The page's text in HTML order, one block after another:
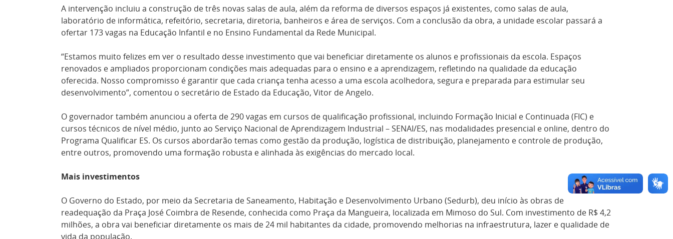
A intervenção incluiu a construção de três novas salas de aula, além da reforma de diversos espaços já existentes, como salas de aula,
laboratório de informática, refeitório, secretaria, diretoria, banheiros e área de serviços. Com a conclusão da obra, a unidade escolar passará a
ofertar 173 vagas na Educação Infantil e no Ensino Fundamental da Rede Municipal.
“Estamos muito felizes em ver o resultado desse investimento que vai beneficiar diretamente os alunos e profissionais da escola. Espaços
renovados e ampliados proporcionam condições mais adequadas para o ensino e a aprendizagem, refletindo na qualidade da educação
oferecida. Nosso compromisso é garantir que cada criança tenha acesso a uma escola acolhedora, segura e preparada para estimular seu
desenvolvimento”, comentou o secretário de Estado da Educação, Vitor de Angelo.
O governador também anunciou a oferta de 290 vagas em cursos de qualificação profissional, incluindo Formação Inicial e Continuada (FIC) e
cursos técnicos de nível médio, junto ao Serviço Nacional de Aprendizagem Industrial – SENAI/ES, nas modalidades presencial e online, dentro do
Programa Qualificar ES. Os cursos abordarão temas como gestão da produção, logística de distribuição, planejamento e controle de produção,
entre outros, promovendo uma formação robusta e alinhada às exigências do mercado local.
Mais investimentos
O Governo do Estado, por meio da Secretaria de Saneamento, Habitação e Desenvolvimento Urbano (Sedurb), deu início às obras de
readequação da Praça José Coimbra de Resende, conhecida como Praça da Mangueira, localizada em Mimoso do Sul. Com investimento de R$ 4,2
milhões, a obra vai beneficiar diretamente os mais de 24 mil habitantes da cidade, promovendo melhorias na infraestrutura, lazer e qualidade de
vida da população.